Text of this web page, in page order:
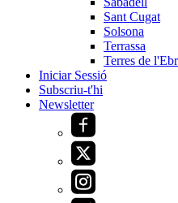
Sant Cugat
Solsona
Terrassa
Terres de
Iniciar Sessió
Subscriu-t'hi
Newsletter